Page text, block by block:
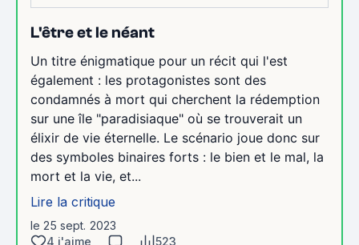
L'être et le néant
Un titre énigmatique pour un récit qui l'est
également : les protagonistes sont des
condamnés à mort qui cherchent la rédemption
sur une île "paradisiaque" où se trouverait un
élixir de vie éternelle. Le scénario joue donc sur
des symboles binaires forts : le bien et le mal, la
mort et la vie, et...
Lire la critique
le 25 sept. 2023
4 j'aime
523